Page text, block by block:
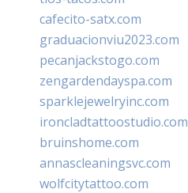
cafecito-satx.com
graduacionviu2023.com
pecanjackstogo.com
zengardendayspa.com
sparklejewelryinc.com
ironcladtattoostudio.com
bruinshome.com
annascleaningsvc.com
wolfcitytattoo.com